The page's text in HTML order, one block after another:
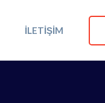
İLETIŞIM